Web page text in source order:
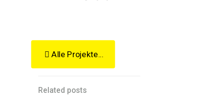
Alle Projekte...
Related posts